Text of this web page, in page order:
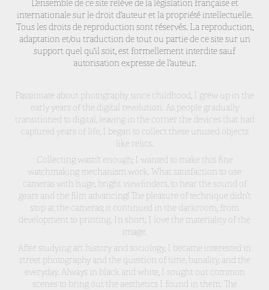
L’ensemble de ce site relève de la législation française et
internationale sur le droit d’auteur et la propriété intellectuelle.
Tous les droits de reproduction sont réservés. La reproduction,
adaptation et/ou traduction de tout ou partie de ce site sur un
support quel qu’il soit, est formellement interdite sauf
autorisation expresse de l’auteur.
Passionate about photography since childhood, I grew up in the
early years of the digital revolution. As people gradually
transitioned to digital, leaving in the corner the devices that had
captured years of life, I began to collect these unused objects
like relics.
Collecting wasn’t enough; I wanted to make this fine
watchmaking mechanism work. What satisfaction to use
cameras with huge, bright viewfinders, to hear the sound of
gears and the film advancing! The pleasure of technique didn’t
stop at the cameras; it continued in the darkroom, from
development to printing. In short, I love the materiality of the
image.
After studying art history and sociology, I became interested in
street photography and the question of time, banality, and the
everyday. Always in black and white, I sought out common
scenes to bring out the aesthetics I found in them. The